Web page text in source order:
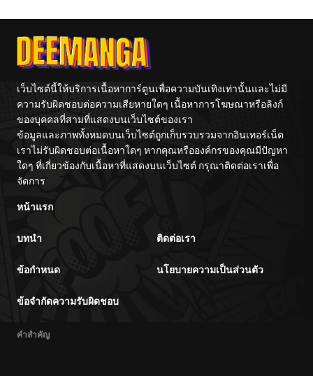
เว็บไซต์นี้ให้บริการเนื้อหาการ์ตูนเพื่อความบันเทิงเท่านั้นและไม่มี
ความรับผิดชอบต่อความเสียหายใดๆ เนื้อหาการโฆษณาหรือลิงก์
ของบุคคลที่สามที่แสดงบนเว็บไซต์ของเรา
ข้อมูลและภาพทั้งหมดบนเว็บไซต์ถูกเก็บรวบรวมจากอินเทอร์เน็ต
เราไม่รับผิดชอบต่อเนื้อหาใดๆ หากคุณหรือองค์กรของคุณมีปัญหา
ใดๆ ที่เกี่ยวข้องกับเนื้อหาที่แสดงบนเว็บไซต์ กรุณาติดต่อเราเพื่อ
จัดการ
หน้าแรก
บทนำ ติดต่อเรา
ข้อกำหนด นโยบายความเป็นส่วนตัว
ข้อจำกัดความรับผิดชอบ
คำสำคัญ